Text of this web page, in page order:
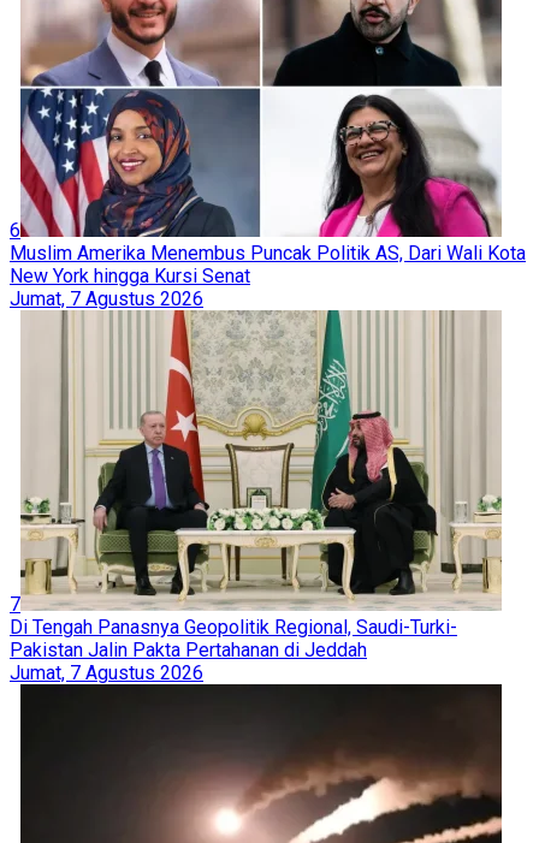
6
Muslim Amerika Menembus Puncak Politik AS, Dari Wali Kota
New York hingga Kursi Senat
Jumat, 7 Agustus 2026
7
Di Tengah Panasnya Geopolitik Regional, Saudi-Turki-
Pakistan Jalin Pakta Pertahanan di Jeddah
Jumat, 7 Agustus 2026